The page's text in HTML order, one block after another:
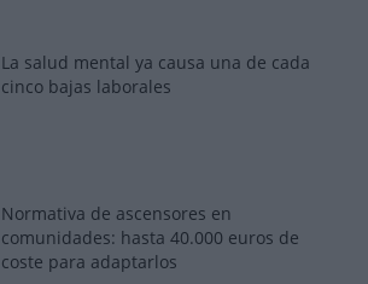
La salud mental ya causa una de cada
cinco bajas laborales
Normativa de ascensores en
comunidades: hasta 40.000 euros de
coste para adaptarlos